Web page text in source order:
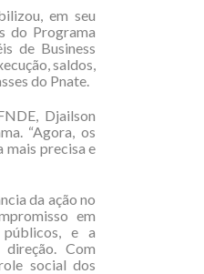
em seu
do Programa
de Business
saldos,
do Pnate.
Djailson
“Agora, os
mais precisa e
da ação no
em
e a
Com
social dos